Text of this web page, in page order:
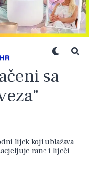
sa
lijek koji ublažava
rane i liječi